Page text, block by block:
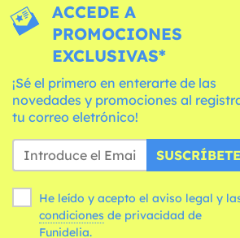
ACCEDE A
PROMOCIONES
EXCLUSIVAS*
¡Sé el primero en enterarte de las
novedades y promociones al
tu correo eletrónico!
SUSCRÍBETE
He leído y acepto el aviso legal y
condiciones
Funidelia.